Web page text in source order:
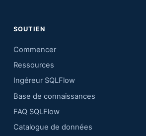
SOUTIEN
Commencer
Ressources
Ingéreur SQLFlow
Base de connaissances
FAQ SQLFlow
Catalogue de données